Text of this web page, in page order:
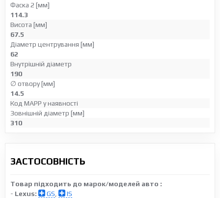
Фаска 2 [мм]
114.3
Висота [мм]
67.5
Діаметр центрування [мм]
62
Внутрішній діаметр
190
∅ отвору [мм]
14.5
Код MAPP у наявності
Зовнішній діаметр [мм]
310
ЗАСТОСОВНІСТЬ
Товар підходить до марок/моделей авто :
- Lexus: GS
IS